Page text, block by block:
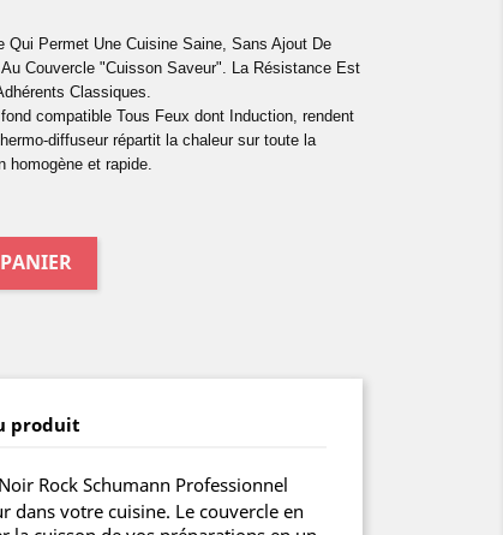
Qui Permet Une Cuisine Saine, Sans Ajout De
Couvercle "Cuisson Saveur". La Résistance Est
Classiques.
compatible Tous Feux dont Induction, rendent
diffuseur répartit la chaleur sur toute la
homogène et rapide.
produit
Rock Schumann Professionnel
dans votre cuisine. Le couvercle en